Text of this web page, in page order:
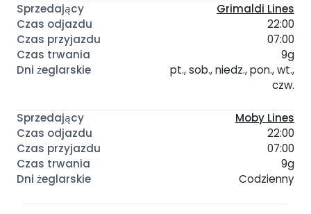
Grimaldi Lines
22:00
07:00
9g
pt., sob., niedz., pon., wt.,
czw.
Moby Lines
22:00
07:00
9g
Codzienny